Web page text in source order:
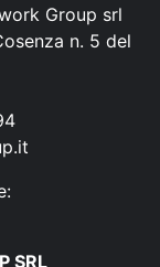
Group srl
n. 5 del
SRL